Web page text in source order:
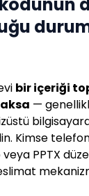
bir içeriği
—
Kimse
PPTX